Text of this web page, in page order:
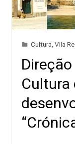
Cultura ,Vila
Cultura